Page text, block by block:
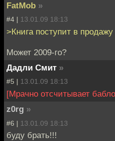
FatMob »
#4 | 13.01.09 18:13
>Книга поступит в
Может 2009-го?
Дадли Смит »
#5 | 13.01.09 18:13
[Мрачно отсчитывает
z0rg »
#6 | 13.01.09 18:13
буду брать!!!